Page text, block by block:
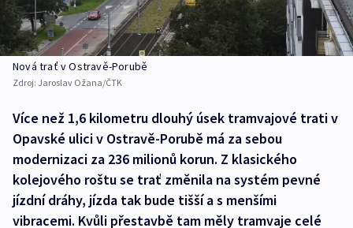
Nová trať v Ostravě-Porubě
Zdroj: Jaroslav Ožana/ČTK
Více než 1,6 kilometru dlouhý úsek tramvajové trati v
Opavské ulici v Ostravě-Porubě má za sebou
modernizaci za 236 milionů korun. Z klasického
kolejového roštu se trať změnila na systém pevné
jízdní dráhy, jízda tak bude tišší a s menšími
vibracemi. Kvůli přestavbě tam měly tramvaje celé